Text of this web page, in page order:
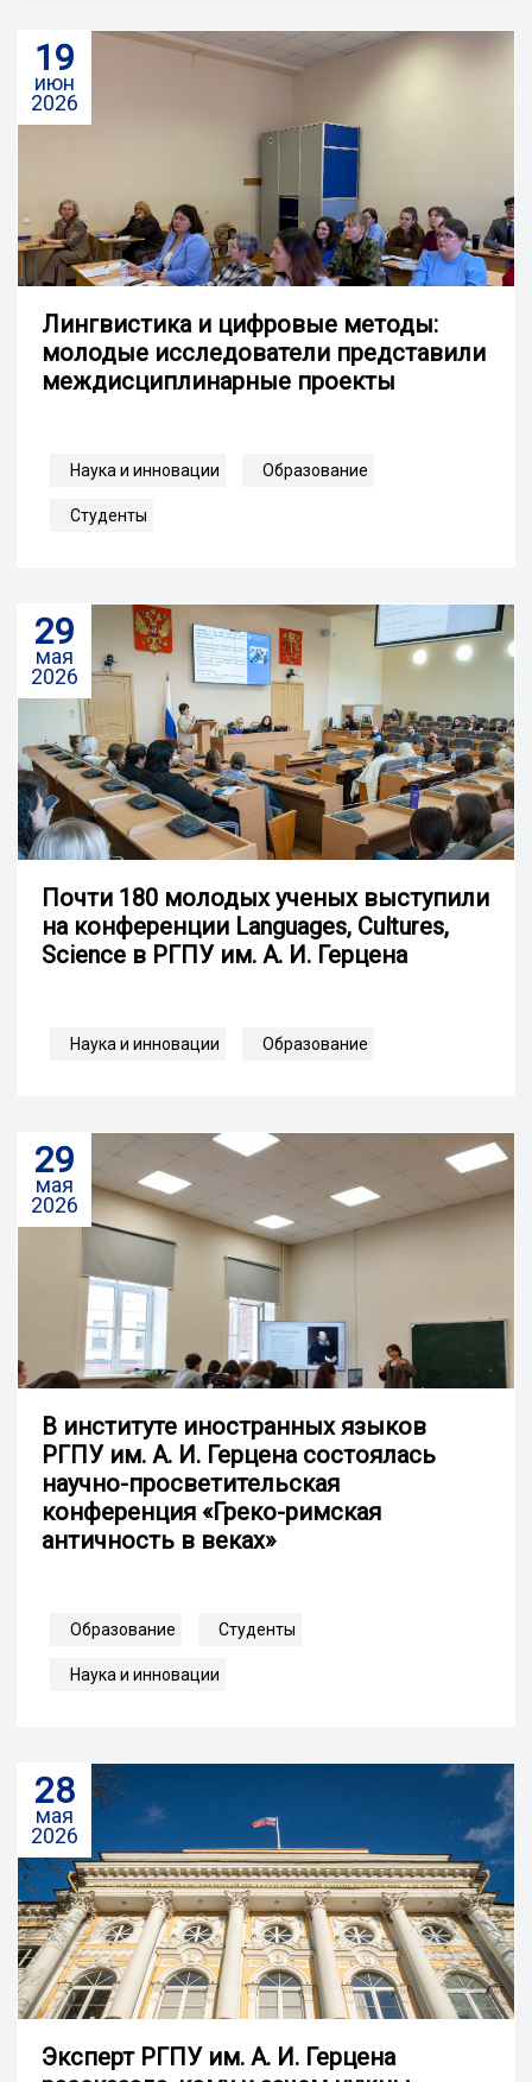
19
июн
2026
Лингвистика и цифровые методы:
молодые исследователи представили
междисциплинарные проекты
Наука и инновации Образование
Студенты
29
мая
2026
Почти 180 молодых ученых выступили
на конференции Languages, Cultures,
Science в РГПУ им. А. И. Герцена
Наука и инновации Образование
29
мая
2026
В институте иностранных языков
РГПУ им. А. И. Герцена состоялась
научно-просветительская
конференция «Греко-римская
античность в веках»
Образование Студенты
Наука и инновации
28
мая
2026
Эксперт РГПУ им. А. И. Герцена